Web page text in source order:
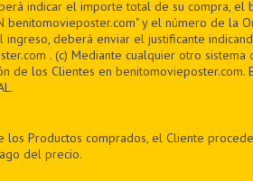
indicar el importe total de su compra,
benitomovieposter.com" y el número de la
deberá enviar el justificante
. (c) Mediante cualquier otro
de los Clientes en benitomovieposter.com.
los Productos comprados, el Cliente
del precio.